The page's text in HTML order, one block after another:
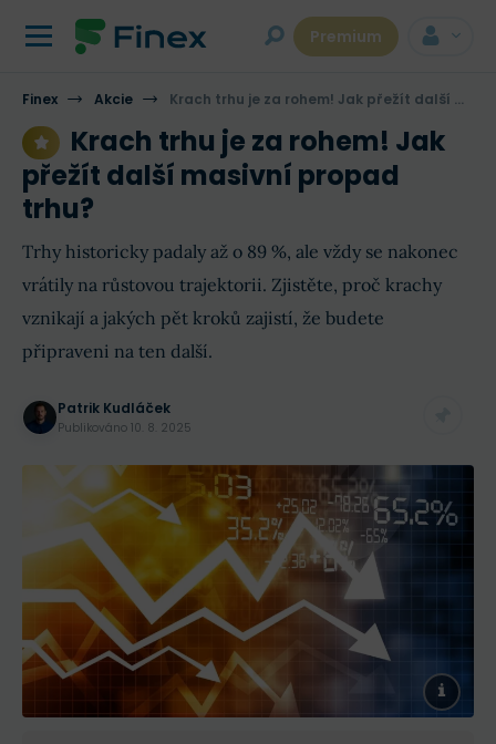
Premium
Finex Akcie Krach trhu je za rohem! Jak přežít další masivní propad trhu?
Krach trhu je za rohem! Jak
přežít další masivní propad
trhu?
Trhy historicky padaly až o 89 %, ale vždy se nakonec
vrátily na růstovou trajektorii. Zjistěte, proč krachy
vznikají a jakých pět kroků zajistí, že budete
připraveni na ten další.
Patrik Kudláček
Publikováno 10. 8. 2025